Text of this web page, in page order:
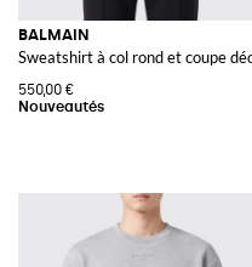
BALMAIN
Sweatshirt à col rond et coupe
550,00 €